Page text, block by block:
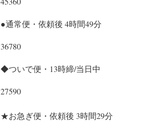
●通常便・依頼後 4時間49分
36780
◆ついで便・13時締/当日中
27590
★お急ぎ便・依頼後 3時間29分